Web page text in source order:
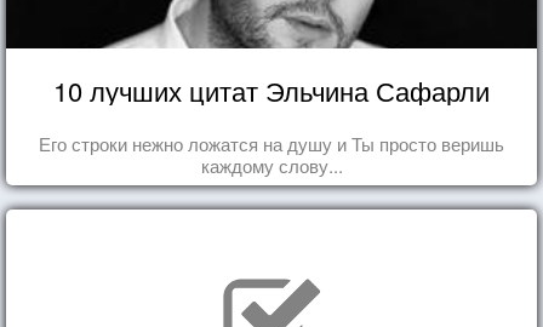
10 лучших цитат Эльчина Сафарли
Его строки нежно ложатся на душу и Ты просто веришь
каждому слову...